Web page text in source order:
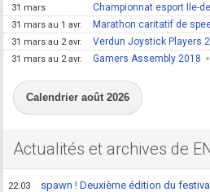
31 mars Championnat esport Ile-
31 mars au 1 avr. Marathon caritatif de
31 mars au 2 avr. Verdun Joystick Players
31 mars au 2 avr. Gamers Assembly 2018
Calendrier août 2026
Actualités et archives de
22.03 spawn ! Deuxième édition du